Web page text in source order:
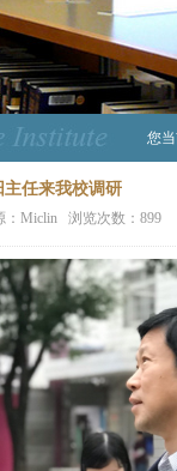
您当
任来我校调研
：Miclin 浏览次数： 899